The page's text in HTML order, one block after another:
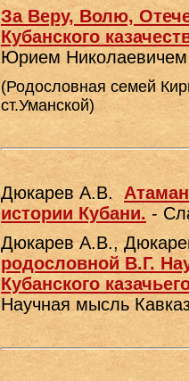
За Веру, Волю,
Кубанского
Юрием
(Родословная семей
ст.Уманской)
Дюкарев А.В.
истории Кубани. -
Дюкарев А.В.,
родословной В.Г.
Кубанского
Научная мысль